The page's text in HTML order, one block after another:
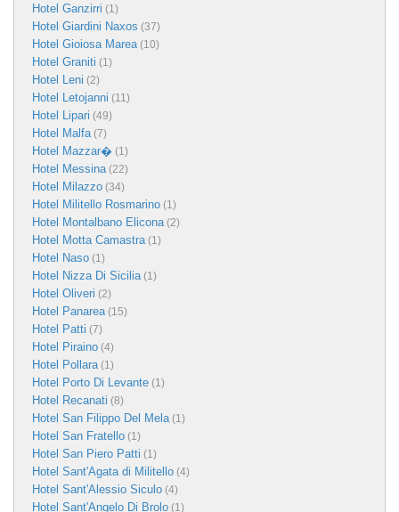
Hotel Ganzirri (1)
Hotel Giardini Naxos (37)
Hotel Gioiosa Marea(10)
Hotel Graniti (1)
Hotel Leni (2)
Hotel Letojanni (11)
Hotel Lipari (49)
Hotel Malfa(7)
Hotel Mazzar� (1)
Hotel Messina(22)
Hotel Milazzo (34)
Hotel Militello Rosmarino (1)
Hotel Montalbano Elicona(2)
Hotel Motta Camastra(1)
Hotel Naso (1)
Hotel Nizza Di Sicilia(1)
Hotel Oliveri (2)
Hotel Panarea(15)
Hotel Patti (7)
Hotel Piraino (4)
Hotel Pollara(1)
Hotel Porto Di Levante (1)
Hotel Recanati (8)
Hotel San Filippo Del Mela(1)
Hotel San Fratello (1)
Hotel San Piero Patti (1)
Hotel Sant'Agata di Militello (4)
Hotel Sant'Alessio Siculo (4)
Hotel Sant'Angelo Di Brolo (1)